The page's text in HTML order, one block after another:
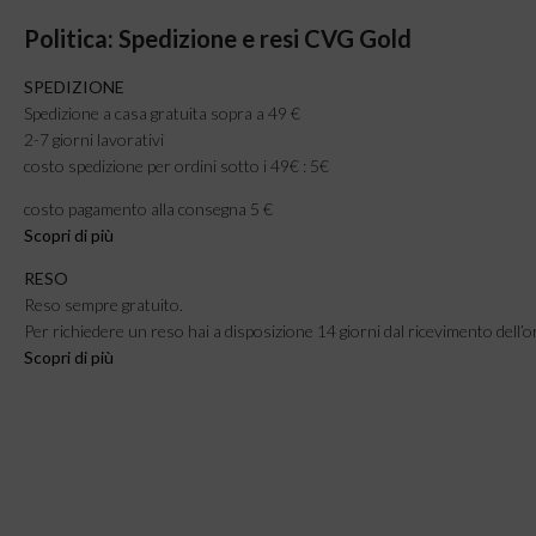
Politica: Spedizione e resi CVG Gold
SPEDIZIONE
Spedizione a casa gratuita sopra a 49 €
2-7 giorni lavorativi
costo spedizione per ordini sotto i 49€ : 5€
costo pagamento alla consegna 5 €
Scopri di più
RESO
Reso sempre gratuito.
Per richiedere un reso hai a disposizione 14 giorni dal ricevimento
Scopri di più